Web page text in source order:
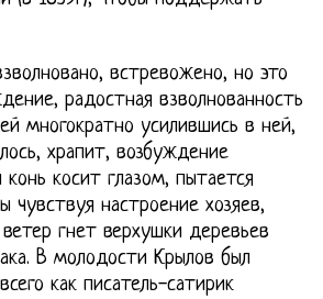
встревожено, но это
радостная взволнованность
многократно усилившись в ней,
храпит, возбуждение
косит глазом, пытается
чувствуя настроение хозяев,
гнет верхушки деревьев
В молодости Крылов был
как писатель-сатирик